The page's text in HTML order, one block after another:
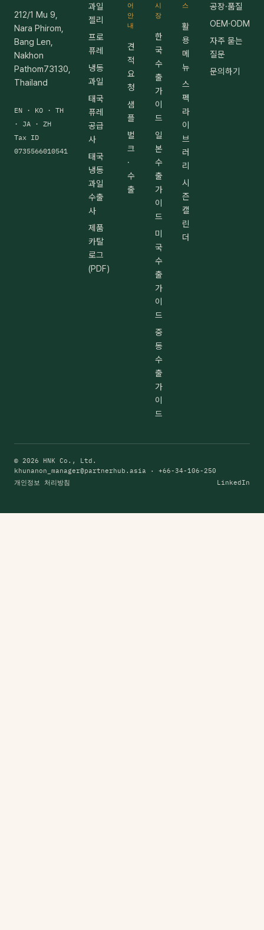
212/1 Mu 9,
Nara Phirom,
Bang Len,
Nakhon
Pathom73130,
Thailand
EN · KO · TH
· JA · ZH
Tax ID
0735566010541
과일
젤리
프로
퓨레
냉동
과일
태국
퓨레
공급
사
태국
냉동
과일
수출
사
제품
카탈
로그
(PDF)
어
안
내
견
적
요
청
샘
플
벌
크
·
수
출
시
장
한
국
수
출
가
이
드
일
본
수
출
가
이
드
미
국
수
출
가
이
드
중
동
수
출
가
이
드
스
활
용
메
뉴
스
펙
라
이
브
러
리
시
즌
캘
린
더
공장·품질
OEM·ODM
자주 묻는
질문
문의하기
© 2026 HNK Co., Ltd.
khunanon_manager@partnerhub.asia · +66-34-106-250
개인정보 처리방침
LinkedIn